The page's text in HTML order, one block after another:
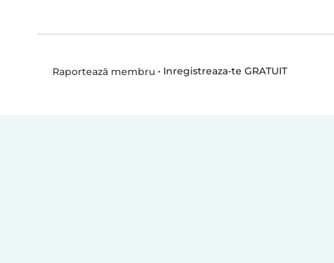
Raportează membru• Inregistreaza-te GRATUIT